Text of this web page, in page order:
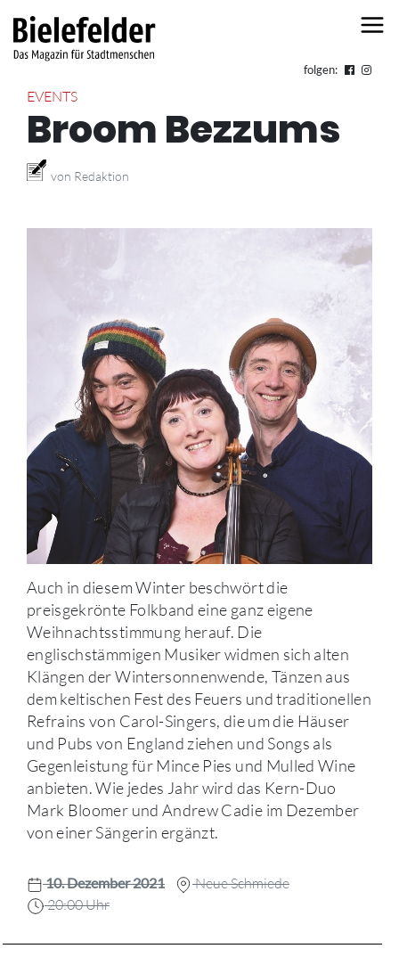
folgen:
EVENTS
Broom Bezzums
von Redaktion
Auch in diesem Winter beschwört die
preisgekrönte Folkband eine ganz eigene
Weihnachtsstimmung herauf. Die
englischstämmigen Musiker widmen sich alten
Klängen der Wintersonnenwende, Tänzen aus
dem keltischen Fest des Feuers und traditionellen
Refrains von Carol-Singers, die um die Häuser
und Pubs von England ziehen und Songs als
Gegenleistung für Mince Pies und Mulled Wine
anbieten. Wie jedes Jahr wird das Kern-Duo
Mark Bloomer und Andrew Cadie im Dezember
von einer Sängerin ergänzt.
10. Dezember 2021
Neue Schmiede
20:00 Uhr